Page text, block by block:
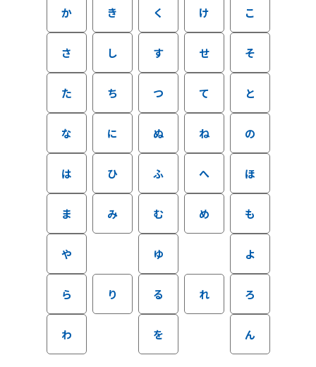
か き く け こ
さ し す せ そ
た ち つ て と
な に ぬ ね の
は ひ ふ へ ほ
ま み む め も
や ゆ よ
ら り る れ ろ
わ を ん